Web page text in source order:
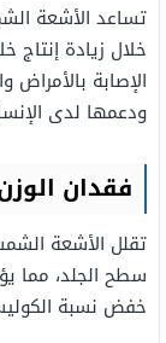
تساعد الأشعة
خلال زيادة إنتاج
الإصابة بالأمراض
ودعمها لدى
فقدان
تقلل الأشعة
سطح الجلد، مما
خفض نسبة